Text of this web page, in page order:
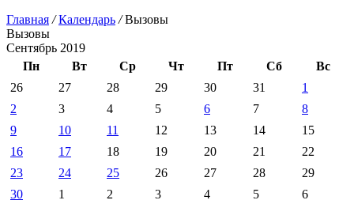
Главная / Календарь /Вызовы
Вызовы
Сентябрь 2019
Пн
Вт Ср Чт Пт Сб
Вс
26
27 28 29 30 31
1
2
3 4 5 6 7
8
9
10 11 12 13 14
15
16
17 18 19 20 21
22
23
24 25 26 27 28
29
30
1 2 3 4 5 6